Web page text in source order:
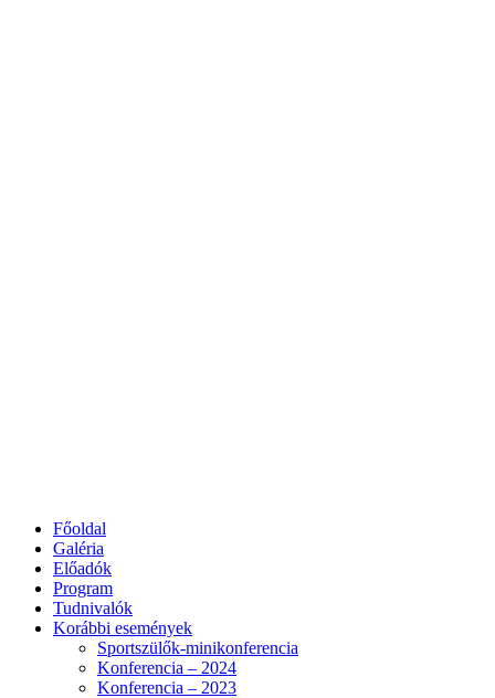
Főoldal
Galéria
Előadók
Program
Tudnivalók
Korábbi események
Sportszülők-minikonferencia
Konferencia – 2024
Konferencia – 2023